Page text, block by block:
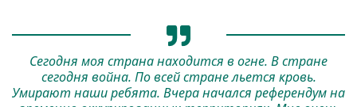
Сегодня моя страна находится в огне. В стране
сегодня война. По всей стране льется кровь.
Умирают наши ребята. Вчера начался референдум на